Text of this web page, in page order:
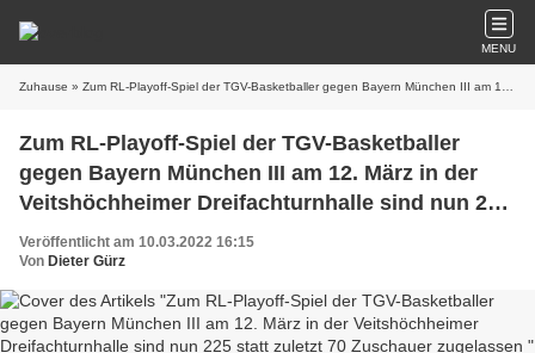
MENU
Zuhause » Zum RL-Playoff-Spiel der TGV-Basketballer gegen Bayern München III am 12. März in der Veitshöchheimer Dreifachturnhalle sind nun 225 statt zuletzt 70 Zuschauer zugelassen
Zum RL-Playoff-Spiel der TGV-Basketballer
gegen Bayern München III am 12. März in der
Veitshöchheimer Dreifachturnhalle sind nun 225
statt zuletzt 70 Zuschauer zugelassen
Veröffentlicht am 10.03.2022 16:15
Von Dieter Gürz